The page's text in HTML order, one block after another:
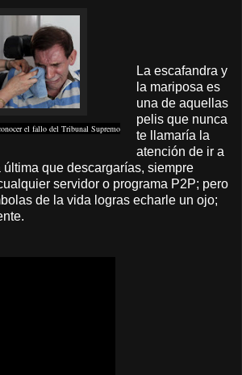
el fallo del Tribunal Supremo
La escafandra y
la mariposa es
una de aquellas
pelis que nunca
te llamaría la
atención de ir a
que descargarías, siempre
servidor o programa P2P; pero
de la vida logras echarle un ojo;